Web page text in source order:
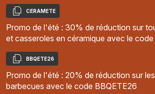
Copier
CERAMETE
Promo de l'été : 30% de réduction sur
et casseroles en céramique avec le
Copier
BBQETE26
Promo de l'été : 20% de réduction sur
barbecues avec le code BBQETE26